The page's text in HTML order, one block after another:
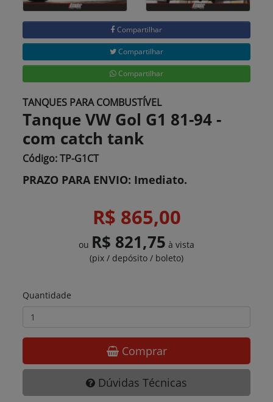
Compartilhar
Compartilhar
Compartilhar
TANQUES PARA COMBUSTÍVEL
Tanque VW Gol G1 81-94 -
com catch tank
Código: TP-G1CT
PRAZO PARA ENVIO: Imediato.
R$ 865,00
ou R$ 821,75 à vista
(pix / depósito / boleto)
Quantidade
Comprar
Dúvidas Técnicas